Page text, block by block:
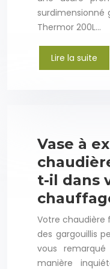
surdimensionné
Thermor 200L…
Lire la suite
Vase à
t-il dans
Votre chaudière
des gargouillis
vous
manière